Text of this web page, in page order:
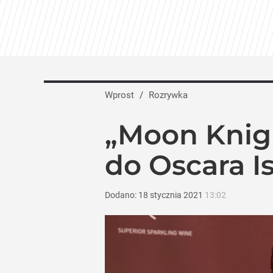
Nawrocki ma szansę na drugą
Vistula x LOT: Elegancja w podróży.
Wprost / Rozrywka
„Moon
do Oscara
Dodano: 18 stycznia 2021 13:02